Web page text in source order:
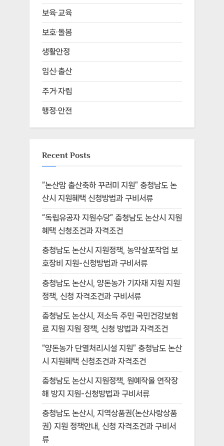
보육·교육
보호·돌봄
생활안정
임신·출산
주거·자립
행정·안전
Recent Posts
“논산맘 출산축하 꾸러미 지원” 충청남도 논
산시 지원혜택 신청방법과 구비서류
“독립유공자 지원수당” 충청남도 논산시 지원
혜택 신청조건과 자격조건
충청남도 논산시 지원정책, 농약살포작업 보
호장비 지원-신청방법과 구비서류
충청남도 논산시, 양돈농가 기자재 지원 지원
정책, 신청 자격조건과 구비서류
충청남도 논산시, 저소득 주민 국민건강보험
료 지원 지원 정책, 신청 방법과 자격조건
“양돈농가 단열처리시설 지원” 충청남도 논산
시 지원혜택 신청조건과 자격조건
충청남도 논산시 지원정책, 원예작물 연작장
해 방지 지원-신청방법과 구비서류
충청남도 논산시, 지역상품권(논산사랑상품
권) 지원 정책안내, 신청 자격조건과 구비서
류